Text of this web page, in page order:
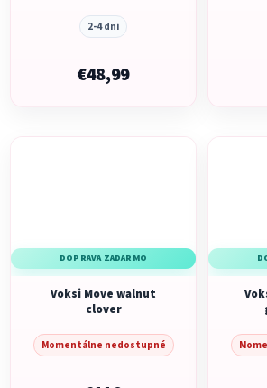
2-4 dni
€48,99
DOPRAVA ZADARMO
Voksi Move walnut
clover
Momentálne nedostupné